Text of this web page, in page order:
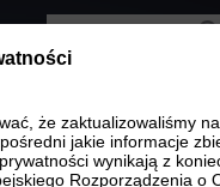
że zaktualizowaliśmy
jakie informacje
wynikają z
Rozporządzenia o